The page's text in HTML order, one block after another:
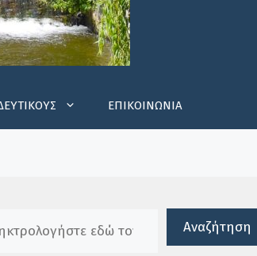
ΕΠΙΚΟΙΝΩΝΙΑ
Αναζήτηση